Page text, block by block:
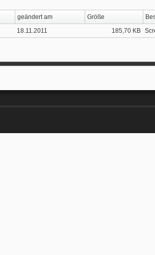
geändert am Größe
18.11.2011 185,70 KB